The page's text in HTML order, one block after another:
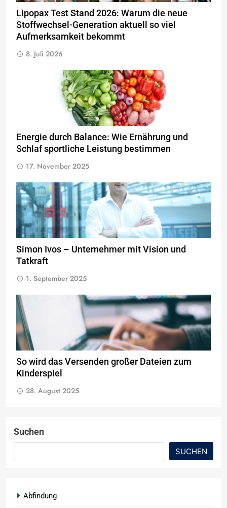
Lipopax Test Stand 2026: Warum die neue
Stoffwechsel-Generation aktuell so viel
Aufmerksamkeit bekommt
8. Juli 2026
Energie durch Balance: Wie Ernährung und
Schlaf sportliche Leistung bestimmen
17. November 2025
Simon Ivos – Unternehmer mit Vision und
Tatkraft
1. September 2025
So wird das Versenden großer Dateien zum
Kinderspiel
28. August 2025
Suchen
SUCHEN
Abfindung